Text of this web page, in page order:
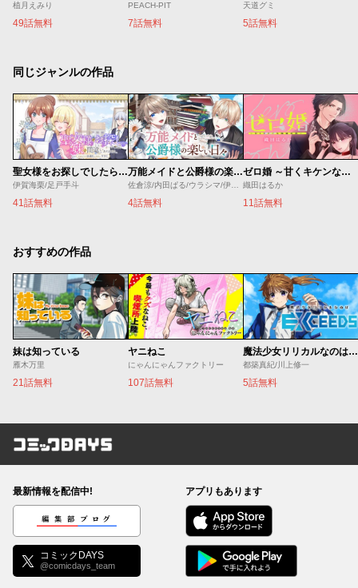
植月えみり
49話無料
PEACH-PIT
7話無料
天道グミ
5話無料
同じジャンルの作品
聖女様をお探しでしたら妹で間違いありません。さあどうぞお連れください、今すぐ。
伊賀海栗/足戸手斗
41話無料
万能メイドと公爵様の楽しい日々
佐倉涼/内田ぱる/ウラシマ/伊藤テリヤキ
4話無料
ゼロ婚 ～甘くキケンな極秘任務～
織田はるか
11話無料
おすすめの作品
妹は知っている
雁木万里
21話無料
ヤニねこ
にゃんにゃんファクトリー
107話無料
魔法少女リリカルなのは EXCEEDS
都築真紀/川上修一
5話無料
コミックDAYS
最新情報を配信中!
編集部ブログ
コミックDAYS
@comicdays_team
アプリもあります